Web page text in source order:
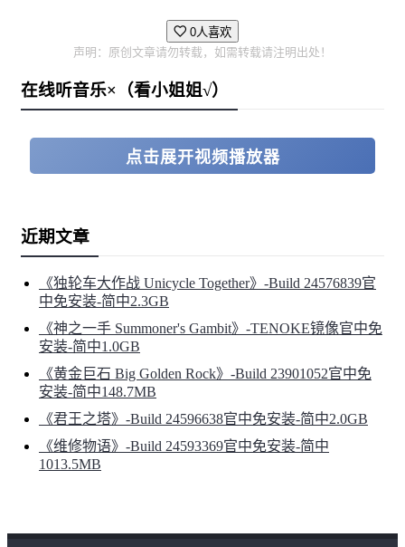
享受过程，比实现结果来得更重要。全新统一胜利条件
——名望。你所完成的每一个伟大功绩，所做出的每一个
道德抉择，所赢得的每一场战斗都将为你构建名望，并为
成为那个为这个世界留下最深刻烙印的人吗？
《HUMANKIND™》中的每一场战斗都像是在真实世界
地图上铺展开的迷你回合制桌上游戏。调遣你的军队，指
挥所有单位，包括所属文化的象征性单位及其特殊能力。
战斗中奋战，尽情使用增援！
0人喜欢
声明：原创文章请勿转载，如需转载请注明出处！
在线听音乐×（看小姐姐√）
点击展开视频播放器
近期文章
《独轮车大作战 Unicycle Together》-Build 24576839官
中免安装-简中2.3GB
《神之一手 Summoner's Gambit》-TENOKE镜像官中免
安装-简中1.0GB
《黄金巨石 Big Golden Rock》-Build 23901052官中免
安装-简中148.7MB
《君王之塔》-Build 24596638官中免安装-简中2.0GB
《维修物语》-Build 24593369官中免安装-简中
1013.5MB